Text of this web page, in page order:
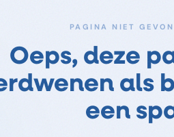
PAGINA NIET
Oeps, deze
als
een